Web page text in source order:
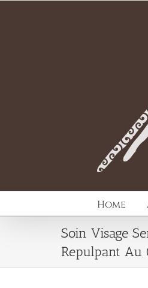
Home
Soin Visage
Repulpant Au